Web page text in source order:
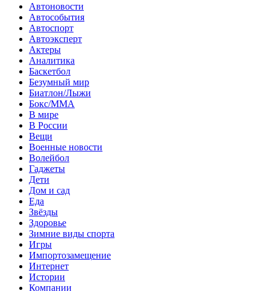
Автоновости
Автособытия
Автоспорт
Автоэксперт
Актеры
Аналитика
Баскетбол
Безумный мир
Биатлон/Лыжи
Бокс/MMA
В мире
В России
Вещи
Военные новости
Волейбол
Гаджеты
Дети
Дом и сад
Еда
Звёзды
Здоровье
Зимние виды спорта
Игры
Импортозамещение
Интернет
Истории
Компании